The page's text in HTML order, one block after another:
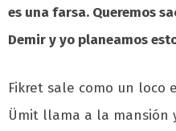
es una farsa. Queremos
Demir y yo planeamos
Fikret sale como un loco
Ümit llama a la mansión